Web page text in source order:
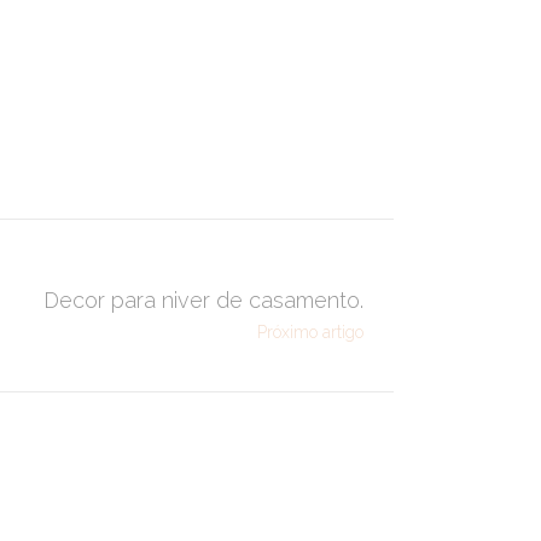
Decor para niver de casamento.
Próximo artigo